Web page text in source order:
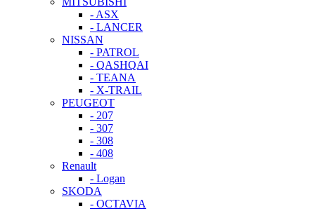
- ASX
- LANCER
NISSAN
- PATROL
- QASHQAI
- TEANA
- X-TRAIL
PEUGEOT
- 207
- 307
- 308
- 408
Renault
- Logan
SKODA
- OCTAVIA